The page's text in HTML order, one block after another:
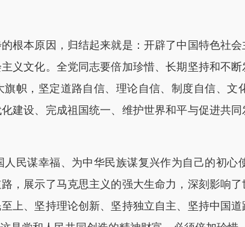
本原因，归结起来就是：开辟了中国特色社会
义文化。全党同志要倍加珍惜、长期坚持和不
帜，坚定道路自信、理论自信、制度自信、
建设、完成祖国统一、维护世界和平与促进共
谋幸福、为中华民族谋复兴作为自己的初心
，展示了马克思主义的强大生命力，深刻影响
上、坚持理论创新、坚持独立自主、坚持中国